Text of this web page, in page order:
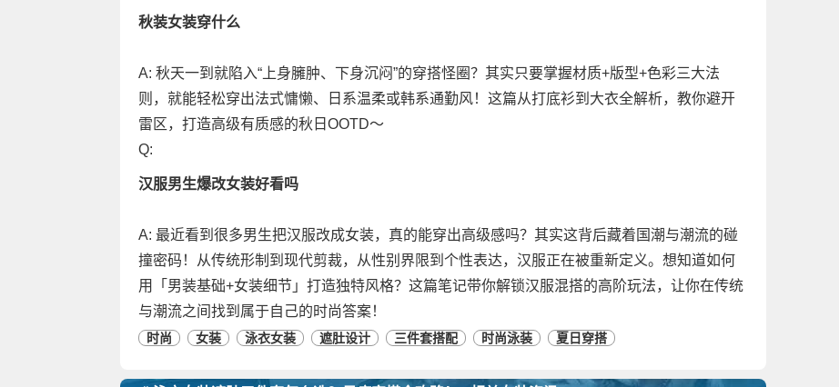
秋装女装穿什么
A: 秋天一到就陷入“上身臃肿、下身沉闷”的穿搭怪圈？其实只要掌握材质+版型+色彩三大法
则，就能轻松穿出法式慵懒、日系温柔或韩系通勤风！这篇从打底衫到大衣全解析，教你避开
雷区，打造高级有质感的秋日OOTD～
Q:
汉服男生爆改女装好看吗
A: 最近看到很多男生把汉服改成女装，真的能穿出高级感吗？其实这背后藏着国潮与潮流的碰
撞密码！从传统形制到现代剪裁，从性别界限到个性表达，汉服正在被重新定义。想知道如何
用「男装基础+女装细节」打造独特风格？这篇笔记带你解锁汉服混搭的高阶玩法，让你在传统
与潮流之间找到属于自己的时尚答案！
时尚 女装 泳衣女装 遮肚设计 三件套搭配 时尚泳装 夏日穿搭